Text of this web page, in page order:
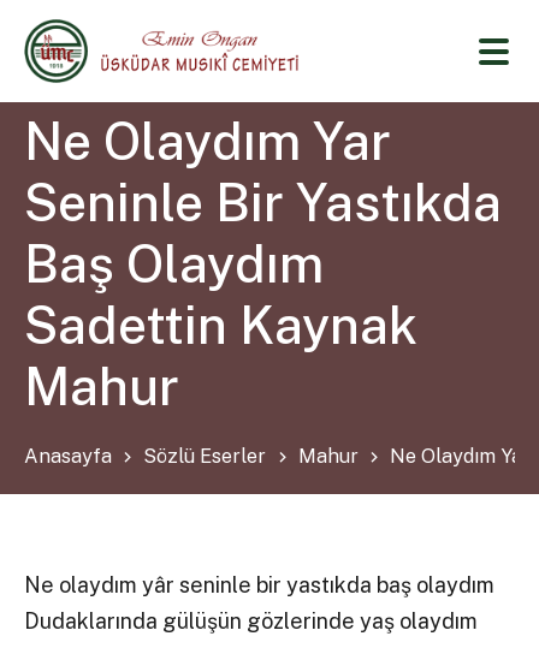
Ne Olaydım Yar
Seninle Bir Yastıkda
Baş Olaydım
Sadettin Kaynak
Mahur
Anasayfa Sözlü Eserler Mahur
Ne olaydım yâr seninle bir yastıkda baş olaydım
Dudaklarında gülüşün gözlerinde yaş olaydım